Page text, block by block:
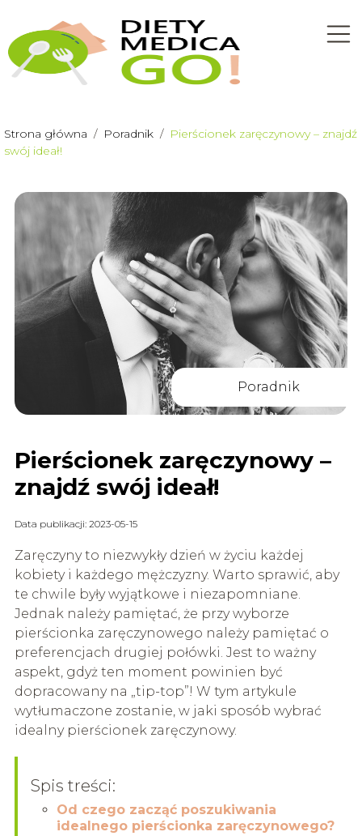
Strona główna / Poradnik / Pierścionek zaręczynowy – znajdź
swój ideał!
Poradnik
Pierścionek zaręczynowy –
znajdź swój ideał!
Data publikacji: 2023-05-15
Zaręczyny to niezwykły dzień w życiu każdej
kobiety i każdego mężczyzny. Warto sprawić, aby
te chwile były wyjątkowe i niezapomniane.
Jednak należy pamiętać, że przy wyborze
pierścionka zaręczynowego należy pamiętać o
preferencjach drugiej połówki. Jest to ważny
aspekt, gdyż ten moment powinien być
dopracowany na „tip-top”! W tym artykule
wytłumaczone zostanie, w jaki sposób wybrać
idealny pierścionek zaręczynowy.
Spis treści:
Od czego zacząć poszukiwania
idealnego pierścionka zaręczynowego?